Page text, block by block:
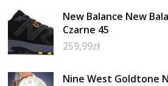
New Balance New
Czarne 45
259,99zł
Nine West Goldtone